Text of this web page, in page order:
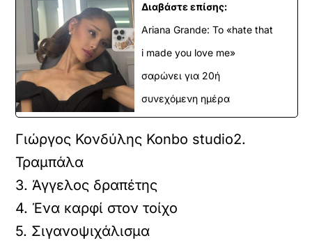
Διαβάστε επίσης:
Ariana Grande: Το «hate that
i made you love me»
σαρώνει για 20ή
συνεχόμενη ημέρα
Γιώργος Κονδύλης Konbo studio2.
Τραμπάλα
3. Άγγελος δραπέτης
4. Ένα καρφί στον τοίχο
5. Σιγανοψιχάλισμα